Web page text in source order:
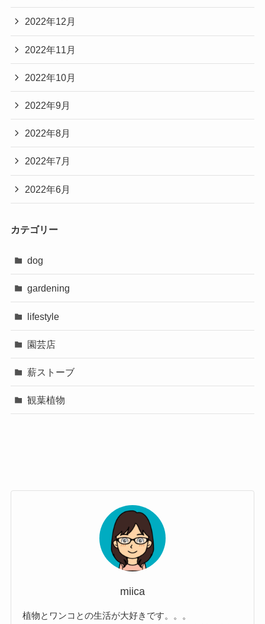
2022年12月
2022年11月
2022年10月
2022年9月
2022年8月
2022年7月
2022年6月
カテゴリー
dog
gardening
lifestyle
園芸店
薪ストーブ
観葉植物
miica
植物とワンコとの生活が大好きです。。。